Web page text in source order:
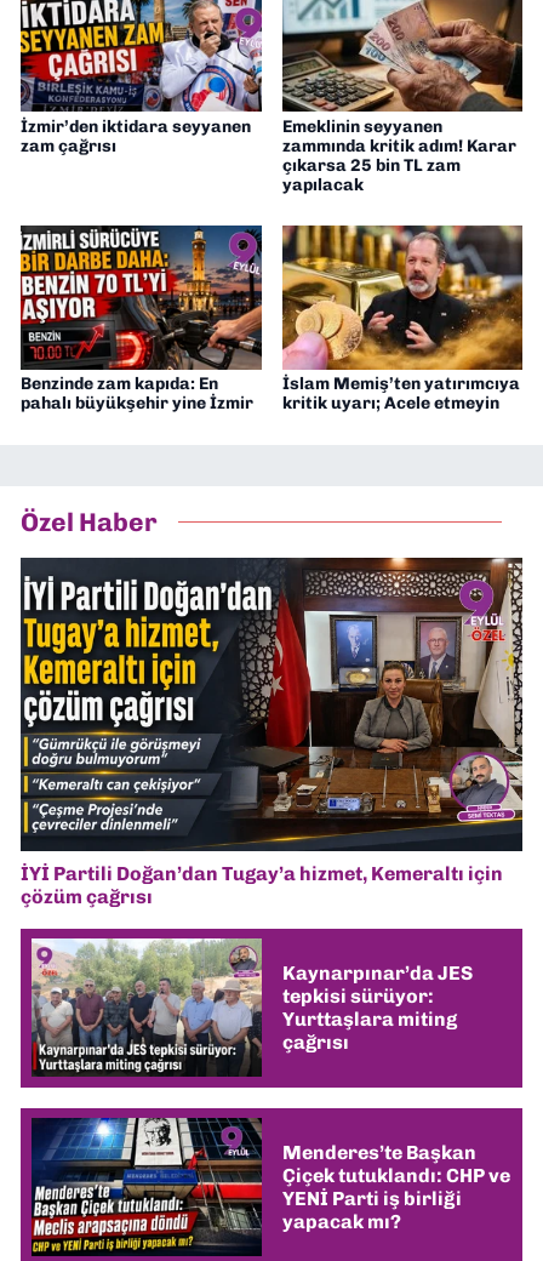
İzmir’den iktidara seyyanen
zam çağrısı
Emeklinin seyyanen
zammında kritik adım! Karar
çıkarsa 25 bin TL zam
yapılacak
Benzinde zam kapıda: En
pahalı büyükşehir yine İzmir
İslam Memiş’ten yatırımcıya
kritik uyarı; Acele etmeyin
Özel Haber
İYİ Partili Doğan’dan Tugay’a hizmet, Kemeraltı için
çözüm çağrısı
Kaynarpınar’da JES
tepkisi sürüyor:
Yurttaşlara miting
çağrısı
Menderes’te Başkan
Çiçek tutuklandı: CHP ve
YENİ Parti iş birliği
yapacak mı?